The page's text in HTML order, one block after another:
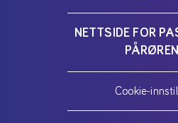
NETTSIDE FOR
Cookie-